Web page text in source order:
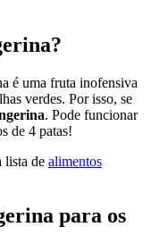
é uma fruta inofensiva
verdes. Por isso, se
. Pode funcionar
de 4 patas!
lista de alimentos
para os